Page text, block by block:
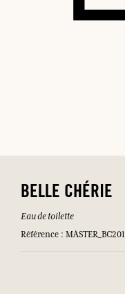
BELLE CHÉRIE
Eau de toilette
Référence : MASTER_BC201